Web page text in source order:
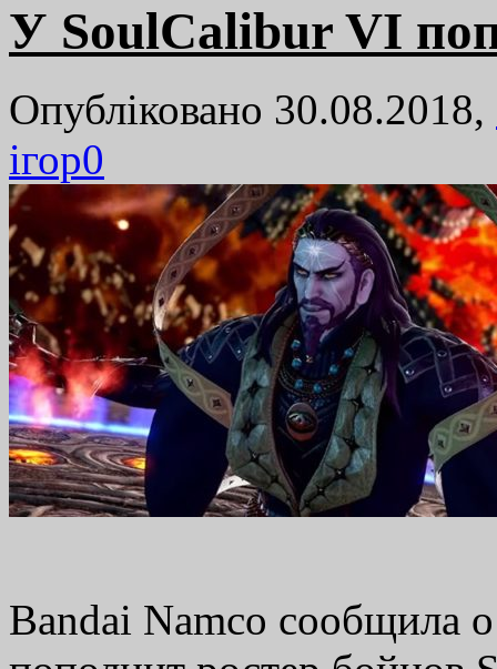
У SoulCalibur VI
Опубліковано 30.08.2018,
ігор0
Bandai Namco сообщила